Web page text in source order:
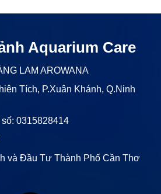
Aquarium Care
LAM AROWANA
Tích, P.Xuân Khánh, Q.Ninh
0315828414
và Đầu Tư Thành Phố Cần Thơ